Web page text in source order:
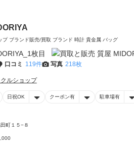
プ ブランド販売/買取 ブランド 時計 貴金属 バッグ
口コミ 119件 写真 218枚
ルショップ
日祝OK クーポン有 駐車場有
町１５−８